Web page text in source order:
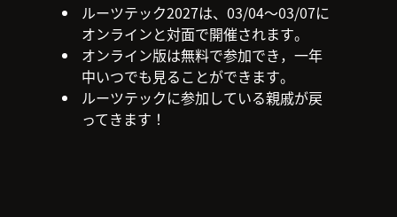
ルーツテック2027は、03/04～03/07に
オンラインと対面で開催されます。
オンライン版は無料で参加でき，一年
中いつでも見ることができます。
ルーツテックに参加している親戚が戻
ってきます！